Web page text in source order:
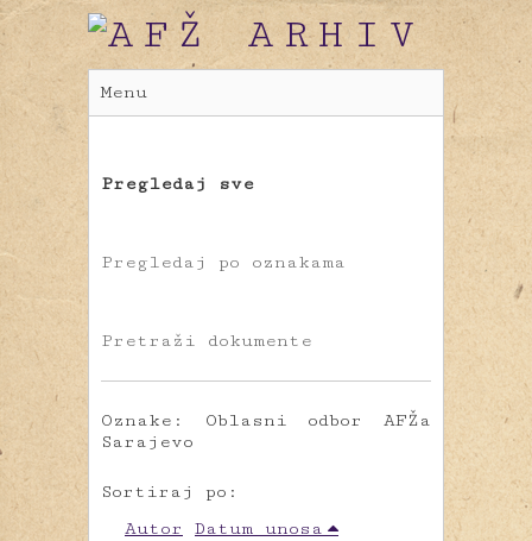
Menu
Pregledaj sve
Pregledaj po oznakama
Pretraži dokumente
Oznake: Oblasni odbor AFŽa
Sarajevo
Sortiraj po:
Autor
Datum unosa